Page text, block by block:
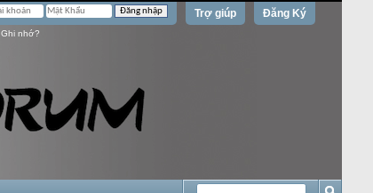
Đăng Ký
Trợ giúp
Ghi nhớ?